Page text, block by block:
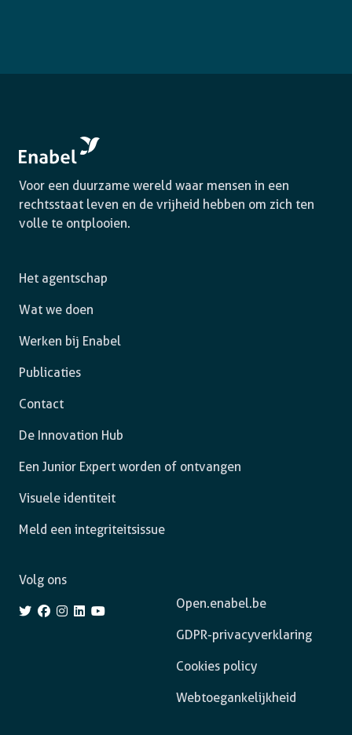
Voor een duurzame wereld waar mensen in een
rechtsstaat leven en de vrijheid hebben om zich ten
volle te ontplooien.
Het agentschap
Wat we doen
Werken bij Enabel
Publicaties
Contact
De Innovation Hub
Een Junior Expert worden of ontvangen
Visuele identiteit
Meld een integriteitsissue
Open.enabel.be
GDPR-privacyverklaring
Cookies policy
Webtoegankelijkheid
Volg ons